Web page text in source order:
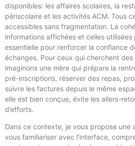
disponibles: les affaires scolaires, la
périscolaire et les activités ACM. Tous
accessibles sans fragmentation. La
informations affichées et celles
essentielle pour renforcer la confiance
échanges. Pour ceux qui cherchent
imaginons une mère qui prépare la
pré-inscriptions, réserver des repas,
suivre les factures depuis le même
elle est bien conçue, évite les allers-
d’efforts.
Dans ce contexte, je vous propose une
vous familiariser avec l’interface,